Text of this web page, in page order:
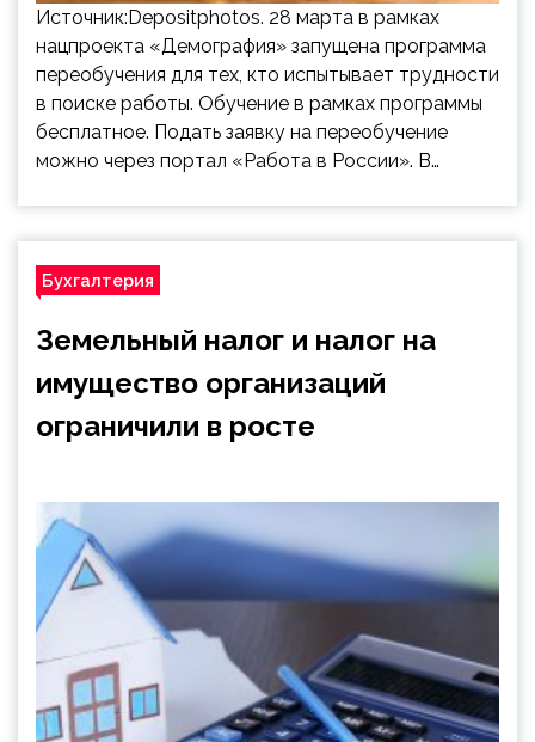
Источник:Depositphotos. 28 марта в рамках
нацпроекта «Демография» запущена программа
переобучения для тех, кто испытывает трудности
в поиске работы. Обучение в рамках программы
бесплатное. Подать заявку на переобучение
можно через портал «Работа в России». В…
Бухгалтерия
Земельный налог и налог на
имущество организаций
ограничили в росте